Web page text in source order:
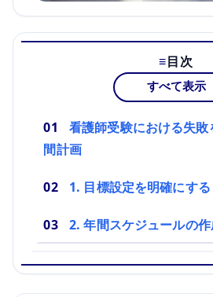
目次
すべて表示
看護師受験における失
間計画
1. 目標設定を明確にする
2. 年間スケジュールの